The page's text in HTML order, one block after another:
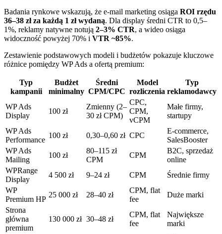
Badania rynkowe wskazują, że e‑mail marketing osiąga ROI rzędu
36–38 zł za każdą 1 zł wydaną. Dla display średni CTR to 0,5–
1%, reklamy natywne notują 2–3% CTR, a wideo osiąga
widoczność powyżej 70% i VTR ~85%.
Zestawienie podstawowych modeli i budżetów pokazuje kluczowe
różnice pomiędzy WP Ads a ofertą premium:
Typ
kampanii
Budżet
minimalny
Średni
CPM/CPC
Model
rozliczenia
Typ
reklamodawcy
WP Ads
Display
100 zł
Zmienny (2–
30 zł CPM)
CPC,
CPM,
vCPM
Małe firmy,
startupy
WP Ads
Performance
100 zł 0,30–0,60 zł CPC
E‑commerce,
SalesBooster
WP Ads
Mailing
100 zł
80–115 zł
CPM
CPM
B2C, sprzedaż
online
WPRange
Display
4 500 zł 9–24 zł CPM
Średnie firmy
WP
Premium HP
25 000 zł 28–40 zł
CPM, flat
fee
Duże marki
Strona
główna
premium
130 000 zł 30–48 zł
CPM, flat
fee
Największe
marki